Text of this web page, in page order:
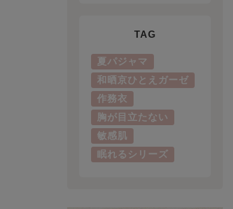
TAG
夏パジャマ
和晒京ひとえガーゼ
作務衣
胸が目立たない
敏感肌
眠れるシリーズ